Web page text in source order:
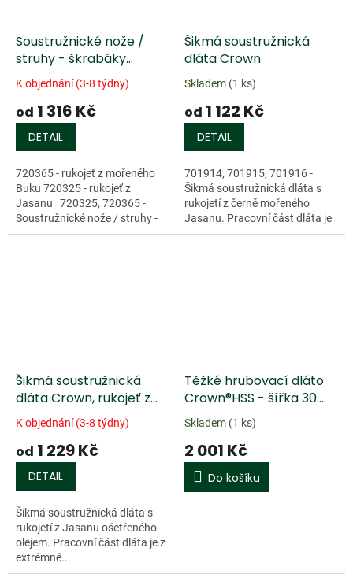
Soustružnické nože /
struhy - škrabáky
Crown se zakulaceným
ostřím
K objednání (3-8 týdny)
od 1 316 Kč
DETAIL
720365 - rukojeť z mořeného
Buku 720325 - rukojeť z
Jasanu 720325, 720365 -
Soustružnické nože / struhy -
škrabáky...
Šikmá soustružnická
dláta Crown
Skladem (1 ks)
od 1 122 Kč
DETAIL
701914, 701915, 701916 -
Šikmá soustružnická dláta s
rukojetí z černě mořeného
Jasanu. Pracovní část dláta je
z...
Šikmá soustružnická
dláta Crown, rukojeť z
Jasanu ošetřená olejem
K objednání (3-8 týdny)
od 1 229 Kč
DETAIL
Šikmá soustružnická dláta s
rukojetí z Jasanu ošetřeného
olejem. Pracovní část dláta je z
extrémně...
Těžké hrubovací dláto
Crown®HSS - šířka 30
mm, délka rukojeti 215
mm,
Skladem (1 ks)
2 001 Kč
Do košíku